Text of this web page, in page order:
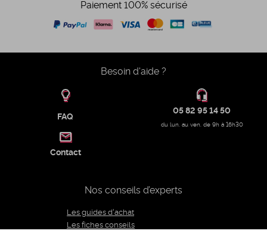
Paiement 100% sécurisé
Besoin d'aide ?
FAQ
05 82 95 14 50
du lun. au ven. de 9h à 16h30
Contact
Nos conseils d’experts
Les guides d'achat
Les fiches conseils